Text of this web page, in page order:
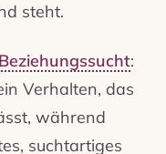
steht.
Beziehungssucht:
Verhalten, das
während
suchtartiges